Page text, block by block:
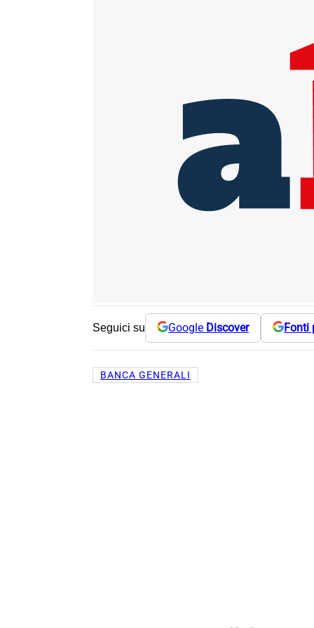
Seguici su Google Discover Fonti
BANCA GENERALI